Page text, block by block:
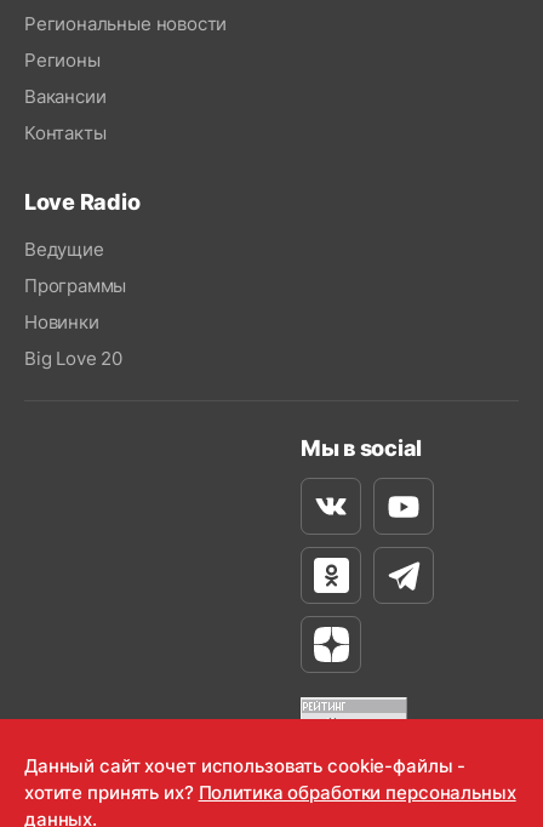
Региональные новости
Регионы
Вакансии
Контакты
Love Radio
Ведущие
Программы
Новинки
Big Love 20
Мы в social
ВконтактеYoutube
Одноклассники
Телеграм
Яндекс Дзен
OOO "Радио-Любовь" 2000-2026
Данный сайт хочет использовать cookie-файлы -
хотите принять их? Политика обработки персональных
данных.